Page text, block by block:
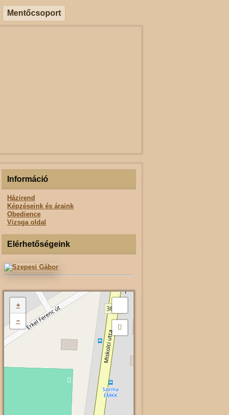
Mentőcsoport
Információ
Házirend
Képzéseink és áraink
Obedience
Vizsga oldal
Elérhetőségeink
+
−